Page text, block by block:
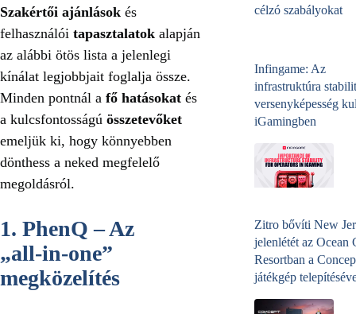
Szakértői ajánlások és
felhasználói tapasztalatok alapján
az alábbi ötös lista a jelenlegi
kínálat legjobbjait foglalja össze.
Minden pontnál a fő hatásokat és
a kulcsfontosságú összetevőket
emeljük ki, hogy könnyebben
dönthess a neked megfelelő
megoldásról.
1. PhenQ – Az
„all‑in‑one”
megközelítés
célzó szabályokat
Infingame: Az
infrastruktúra
versenyképesség
iGamingben
Zitro bővíti New
jelenlétét az Ocean
Resortban a
játékgép